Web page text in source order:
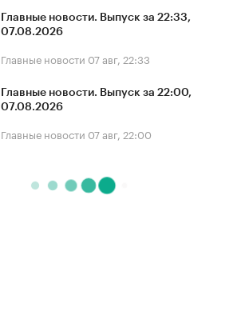
Главные новости. Выпуск за 22:33,
07.08.2026
Главные новости 07 авг, 22:33
Главные новости. Выпуск за 22:00,
07.08.2026
Главные новости 07 авг, 22:00